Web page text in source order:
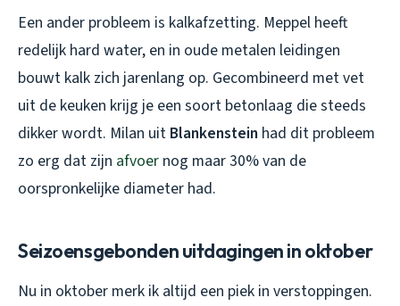
Een ander probleem is kalkafzetting. Meppel heeft
redelijk hard water, en in oude metalen leidingen
bouwt kalk zich jarenlang op. Gecombineerd met vet
uit de keuken krijg je een soort betonlaag die steeds
dikker wordt. Milan uit Blankenstein had dit probleem
zo erg dat zijn afvoer nog maar 30% van de
oorspronkelijke diameter had.
Seizoensgebonden uitdagingen in oktober
Nu in oktober merk ik altijd een piek in verstoppingen.